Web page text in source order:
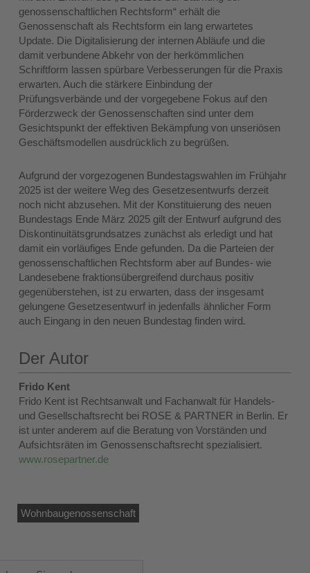
genossenschaftlichen Rechtsform“ erhält die
Genossenschaft als Rechtsform ein lang erwartetes
Update. Die Digitalisierung der internen Abläufe und die
damit verbundene Abkehr von der herkömmlichen
Schriftform lassen spürbare Verbesserungen für die Praxis
erwarten. Auch die stärkere Einbindung der
Prüfungsverbände und der vorgegebene Fokus auf den
Förderzweck der Genossenschaften sind unter dem
Gesichtspunkt der effektiven Bekämpfung von unseriösen
Geschäftsmodellen ausdrücklich zu begrüßen.
Aufgrund der vorgezogenen Bundestagswahlen im Frühjahr
2025 ist der weitere Weg des Gesetzesentwurfs derzeit
noch nicht abzusehen. Mit der Konstituierung des neuen
Bundestags Ende März 2025 gilt der Entwurf aufgrund des
Diskontinuitätsgrundsatzes zunächst als erledigt und hat
damit ein vorläufiges Ende gefunden. Da die Parteien der
genossenschaftlichen Rechtsform aber auf Bundes- wie
Landesebene fraktionsübergreifend durchaus positiv
gegenüberstehen, ist zu erwarten, dass der insgesamt
gelungene Gesetzesentwurf in jedenfalls ähnlicher Form
auch Eingang in den neuen Bundestag finden wird.
Der Autor
Frido Kent
Frido Kent ist Rechtsanwalt und Fachanwalt für Handels-
und Gesellschaftsrecht bei ROSE & PARTNER in Berlin. Er
ist unter anderem auf die Beratung von Vorständen und
Aufsichtsräten im Genossenschaftsrecht spezialisiert.
www.rosepartner.de
Wohnbaugenossenschaft